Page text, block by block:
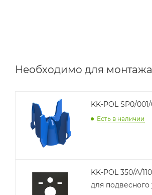
Необходимо для монтажа
Есть в наличии
KK-POL 350/A/
для подвесного